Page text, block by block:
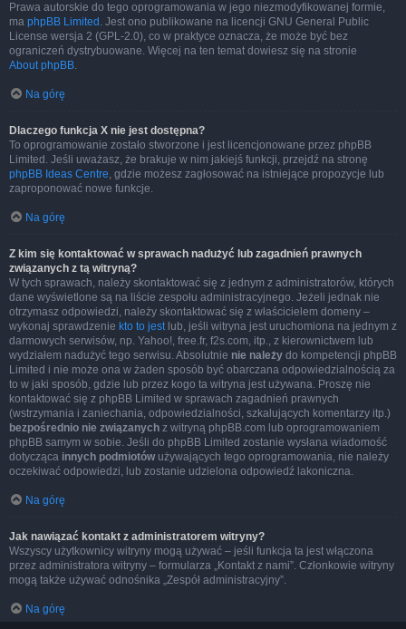
Prawa autorskie do tego oprogramowania w jego niezmodyfikowanej formie,
ma phpBB Limited . Jest ono publikowane na licencji GNU General Public
License wersja 2 (GPL-2.0), co w praktyce oznacza, że może być bez
ograniczeń dystrybuowane. Więcej na ten temat dowiesz się na stronie
About phpBB.
Na górę
Dlaczego funkcja X nie jest dostępna?
To oprogramowanie zostało stworzone i jest licencjonowane przez phpBB
Limited. Jeśli uważasz, że brakuje w nim jakiejś funkcji, przejdź na stronę
phpBB Ideas Centre, gdzie możesz zagłosować na istniejące propozycje lub
zaproponować nowe funkcje.
Na górę
Z kim się kontaktować w sprawach nadużyć lub zagadnień prawnych
związanych z tą witryną?
W tych sprawach, należy skontaktować się z jednym z administratorów, których
dane wyświetlone są na liście zespołu administracyjnego. Jeżeli jednak nie
otrzymasz odpowiedzi, należy skontaktować się z właścicielem domeny –
wykonaj sprawdzenie kto to jestlub, jeśli witryna jest uruchomiona na jednym z
darmowych serwisów, np. Yahoo!, free.fr, f2s.com, itp., z kierownictwem lub
wydziałem nadużyć tego serwisu. Absolutnie nie należy do kompetencji phpBB
Limited i nie może ona w żaden sposób być obarczana odpowiedzialnością za
to w jaki sposób, gdzie lub przez kogo ta witryna jest używana. Proszę nie
kontaktować się z phpBB Limited w sprawach zagadnień prawnych
(wstrzymania i zaniechania, odpowiedzialności, szkalujących komentarzy itp.)
bezpośrednio nie związanych z witryną phpBB.com lub oprogramowaniem
phpBB samym w sobie. Jeśli do phpBB Limited zostanie wysłana wiadomość
dotycząca innych podmiotów używających tego oprogramowania, nie należy
oczekiwać odpowiedzi, lub zostanie udzielona odpowiedź lakoniczna.
Na górę
Jak nawiązać kontakt z administratorem witryny?
Wszyscy użytkownicy witryny mogą używać – jeśli funkcja ta jest włączona
przez administratora witryny – formularza „Kontakt z nami”. Członkowie witryny
mogą także używać odnośnika „Zespół administracyjny”.
Na górę